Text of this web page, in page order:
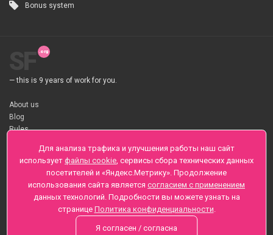
Bonus system
— this is 9 years of work for you.
About us
Blog
Rules
About flower Delivery
Payment
Telegramm
Sankt-Peterburg, Zaozernaya 6
+7 (812) 425-01-16
Questions? Call 24 hours
Для анализа трафика и улучшения работы наш сайт
использует файлы cookie, сервисы сбора технических данных
посетителей и «Яндекс.Метрику». Продолжение
использования сайта является согласием с применением
данных технологий. Подробности вы можете узнать на
странице Политика конфиденциальности.
Я согласен / согласна